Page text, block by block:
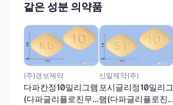
같은 성분 의약품
(주)경보제약
다파칸정10밀리그램
(다파글리플로진무
신일제약(주)
포시글리정10밀리그
램(다파글리플로진